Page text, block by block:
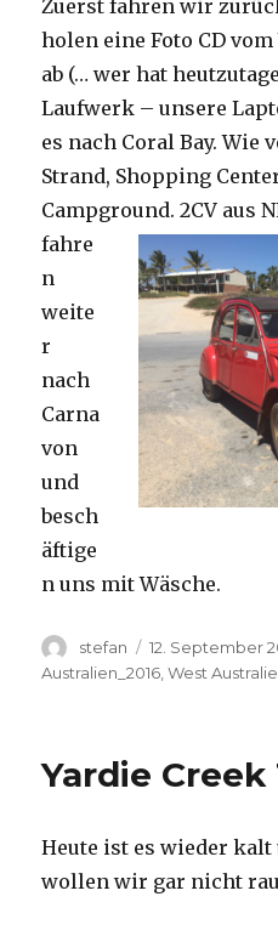
Zuerst fahren wir
holen eine Foto CD
ab (… wer hat
Laufwerk – unsere
es nach Coral Bay. Wie
Strand, Shopping
Campground.2CV aus
fahre
n
weite
r
nach
Carna
von
und
besch
äftige
n uns mit Wäsche.
Autor
stefan
Veröffentlicht
am
12. September
Australien_2016 ,West
Yardie Creek
Heute ist es wieder
wollen wir gar nicht